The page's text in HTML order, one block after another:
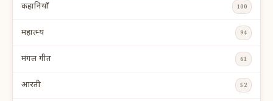
कहानियाँ 100
महात्म्य 94
मंगल गीत 61
आरती 52